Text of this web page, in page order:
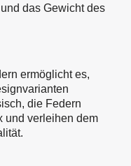
das Gewicht des
ermöglicht es,
die Federn
und verleihen dem